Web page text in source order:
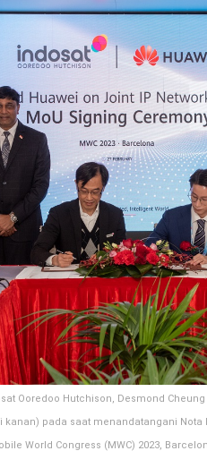
Ooredoo Hutchison, Desmond
pada saat menandatangani
World Congress (MWC) 2023,